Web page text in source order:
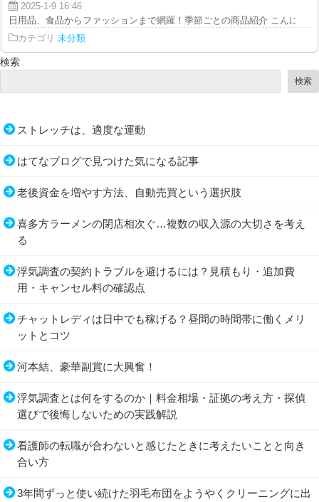
2025-1-9 16:46
日用品、食品からファッションまで網羅！季節ごとの商品紹介 こんにち
カテゴリ 未分類
検索
検索
ストレッチは、適度な運動
はてなブログで見つけた気になる記事
老後資金を増やす方法、自動売買という選択肢
喜多方ラーメンの閉店相次ぐ…複数の収入源の大切さを考え
る
浮気調査の契約トラブルを避けるには？見積もり・追加費
用・キャンセル料の確認点
チャットレディは日中でも稼げる？昼間の時間帯に働くメリ
ットとコツ
河本結、豪華副賞に大興奮！
浮気調査とは何をするのか｜料金相場・証拠の考え方・探偵
選びで後悔しないための実践解説
看護師の転職が合わないと感じたときに考えたいことと向き
合い方
3年間ずっと使い続けた羽毛布団をようやくクリーニングに出